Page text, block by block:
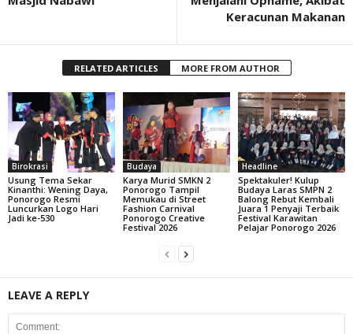
Keracunan Makanan
RELATED ARTICLES MORE FROM AUTHOR
Birokrasi
Usung Tema Sekar
Kinanthi: Wening Daya,
Ponorogo Resmi
Luncurkan Logo Hari
Jadi ke-530
Budaya
Karya Murid SMKN 2
Ponorogo Tampil
Memukau di Street
Fashion Carnival
Ponorogo Creative
Festival 2026
Headline
Spektakuler! Kulup
Budaya Laras SMPN 2
Balong Rebut Kembali
Juara 1 Penyaji Terbaik
Festival Karawitan
Pelajar Ponorogo 2026
LEAVE A REPLY